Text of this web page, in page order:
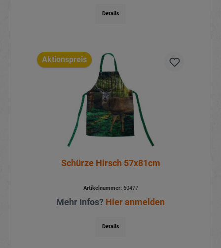
Details
Aktionspreis
Schürze Hirsch 57x81cm
Artikelnummer:60477
Mehr Infos? Hier anmelden
Details